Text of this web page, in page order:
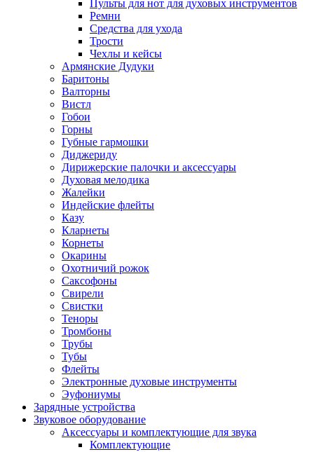
Пульты для нот для духовых инструментов
Ремни
Средства для ухода
Трости
Чехлы и кейсы
Армянские Дудуки
Баритоны
Валторны
Вистл
Гобои
Горны
Губные гармошки
Диджериду
Дирижерские палочки и аксессуары
Духовая мелодика
Жалейки
Индейские флейты
Казу
Кларнеты
Корнеты
Окарины
Охотничий рожок
Саксофоны
Свирели
Свистки
Теноры
Тромбоны
Трубы
Тубы
Флейты
Электронные духовые инструменты
Эуфониумы
Зарядные устройства
Звуковое оборудование
Аксессуары и комплектующие для звука
Комплектующие